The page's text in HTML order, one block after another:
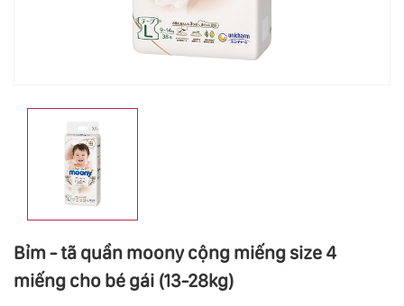
Bỉm - tã quần moony cộng miếng size 4
miếng cho bé gái (13-28kg)